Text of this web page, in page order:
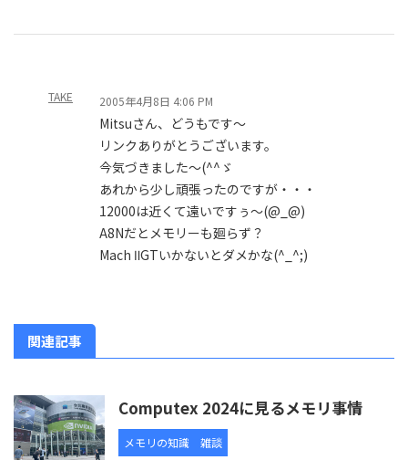
TAKE 2005年4月8日 4:06 PM
Mitsuさん、どうもです～
リンクありがとうございます。
今気づきました～(^^ゞ
あれから少し頑張ったのですが・・・
12000は近くて遠いですぅ～(@_@)
A8Nだとメモリーも廻らず？
Mach ⅡGTいかないとダメかな(^_^;)
関連記事
Computex 2024に見るメモリ事情
メモリの知識 雑談